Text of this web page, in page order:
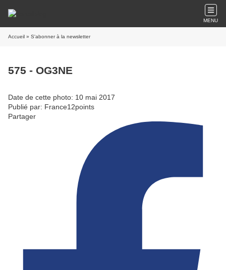
MENU
Accueil » S'abonner à la newsletter
575 - OG3NE
Date de cette photo: 10 mai 2017
Publié par: France12points
Partager